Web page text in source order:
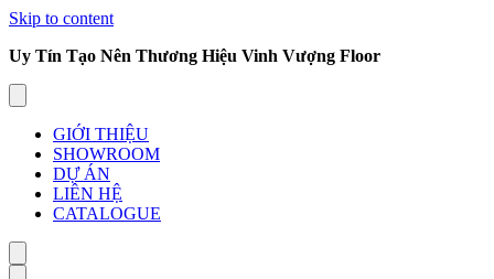
Skip to content
Uy Tín Tạo Nên Thương Hiệu Vinh Vượng Floor
GIỚI THIỆU
SHOWROOM
DỰ ÁN
LIÊN HỆ
CATALOGUE